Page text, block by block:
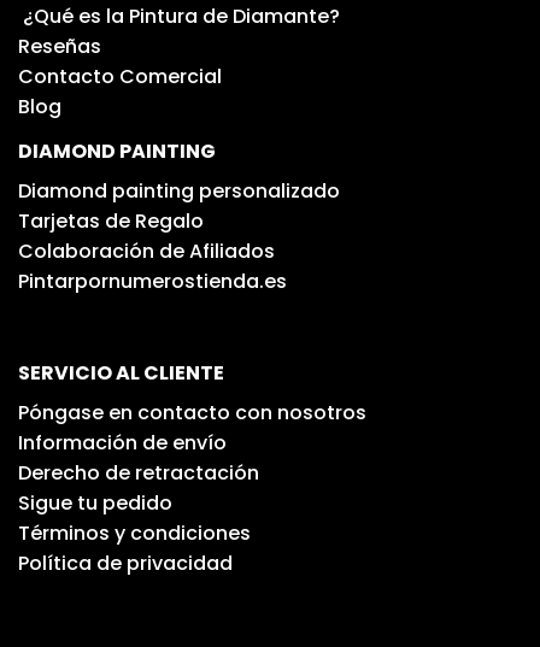
¿Qué es la Pintura de Diamante?
Reseñas
Contacto Comercial
Blog
DIAMOND PAINTING
Diamond painting personalizado
Tarjetas de Regalo
Colaboración de Afiliados
Pintarpornumerostienda.es
SERVICIO AL CLIENTE
Póngase en contacto con nosotros
Información de envío
Derecho de retractación
Sigue tu pedido
Términos y condiciones
Política de privacidad